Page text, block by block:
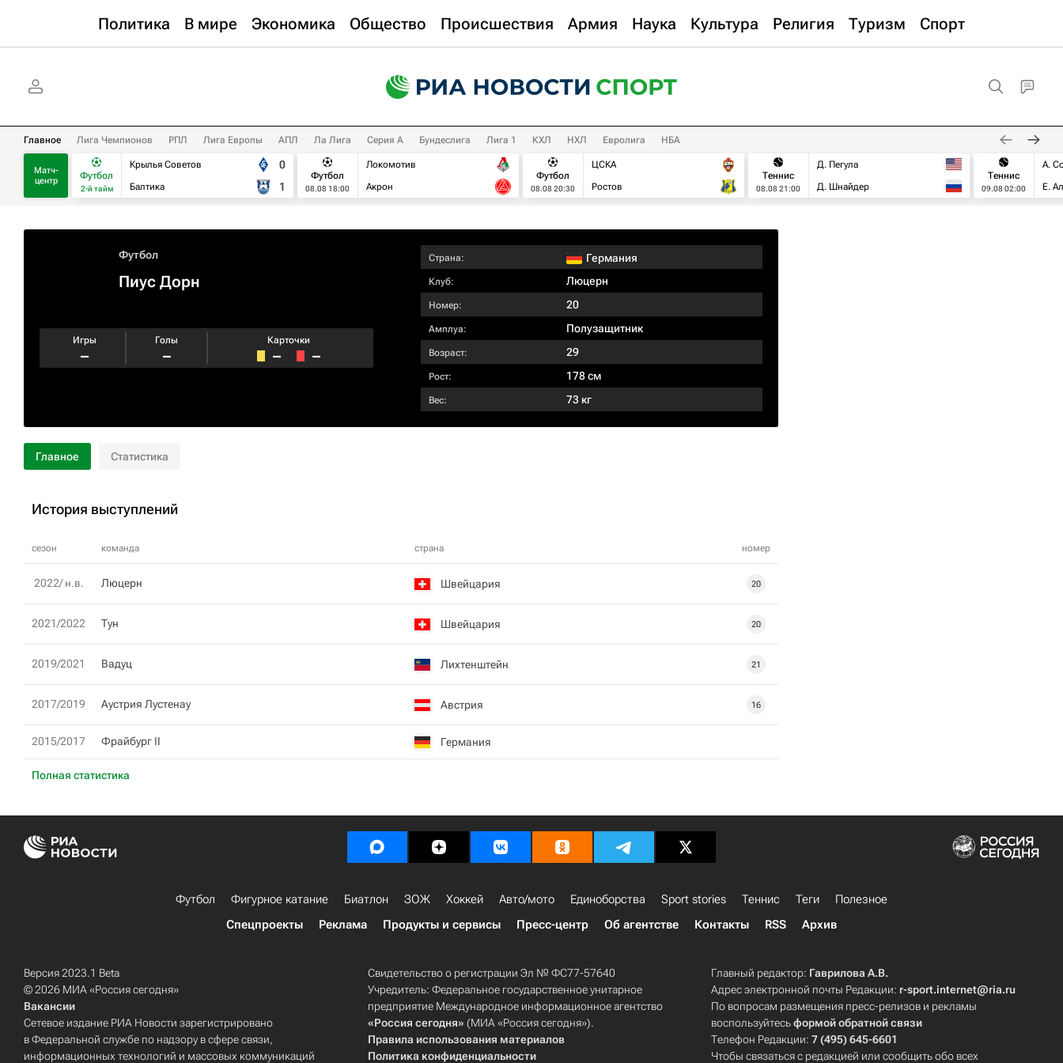
Политика В мире Экономика Общество Происшествия Армия Наука Культура Религия Туризм Спорт
Главное Лига Чемпионов РПЛ Лига Европы АПЛ Ла Лига Серия А Бундеслига Лига 1 КХЛ НХЛ Евролига НБА
Матч-
центр
Футбол
2-й тайм
Крылья Советов
Балтика
0
1
Футбол
08.08 18:00
Локомотив
Акрон
Футбол
08.08 20:30
ЦСКА
Ростов
Теннис
08.08 21:00
Д. Пегула
Д. Шнайдер
Теннис
09.08 02:00
А.
Е.
Футбол
Пиус Дорн
Игры
–
Голы
–
Карточки
– –
Страна: Германия
Клуб: Люцерн
Номер: 20
Амплуа: Полузащитник
Возраст: 29
Рост: 178 см
Вес: 73 кг
Главное Статистика
История выступлений
сезон команда страна номер
Полная статистика
2022/ н.в. Люцерн Швейцария 20
2021/2022 Тун Швейцария 20
2019/2021 Вадуц Лихтенштейн 21
2017/2019 Аустрия Лустенау Австрия 16
2015/2017 Фрайбург II Германия
Футбол Фигурное катание Биатлон ЗОЖ Хоккей Авто/мото Единоборства Sport stories Теннис Теги
Полезное
Спецпроекты
Реклама Продукты и сервисы Пресс-центр Об агентстве Контакты RSS Архив
Версия 2023.1 Beta
© 2026 МИА «Россия сегодня»
Вакансии
Сетевое издание РИА Новости зарегистрировано
в Федеральной службе по надзору в сфере связи,
информационных технологий и массовых коммуникаций
Свидетельство о регистрации Эл № ФС77-57640
Учредитель: Федеральное государственное унитарное
предприятие Международное информационное агентство
«Россия сегодня» (МИА «Россия сегодня»).
Правила использования материалов
Политика конфиденциальности
Главный редактор: Гаврилова А.В.
Адрес электронной почты Редакции: r-sport.internet@ria.ru
По вопросам размещения пресс-релизов и рекламы
воспользуйтесьформой обратной связи
Телефон Редакции:7 (495) 645-6601
Чтобы связаться с редакцией или сообщить обо всех